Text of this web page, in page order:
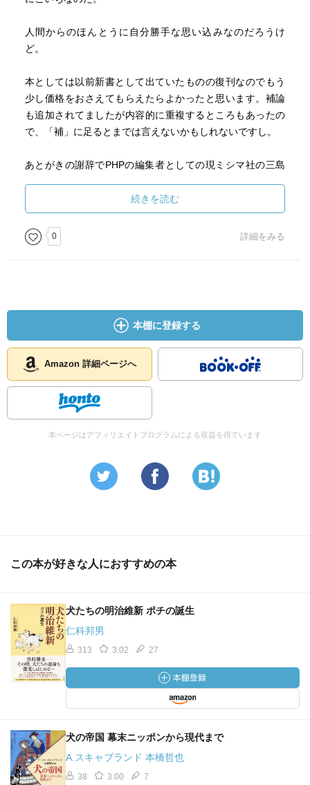
人間からのほんとうに自分勝手な思い込みなのだろうけ
ど。
本としては以前新書として出ていたものの復刊なのでもう
少し価格をおさえてもらえたらよかったと思います。補論
も追加されてましたが内容的に重複するところもあったの
で、「補」に足るとまでは言えないかもしれないですし。
あとがきの謝辞でPHPの編集者としての現ミシマ社の三島
してたんだから出てくる可能性があるというのは当たり前
なんだけど。
続きを読む
0 詳細をみる
本棚に登録する
Amazon 詳細ページへ
本ページはアフィリエイトプログラムによる収益を得ています
この本が好きな人におすすめの本
犬たちの明治維新 ポチの誕生
仁科邦男
313 3.02 27
犬の帝国 幕末ニッポンから現代まで
A.スキャブランド 本橋哲也
38 3.00 7